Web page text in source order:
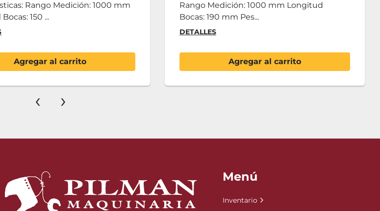
Rango Medición: 1000 mm Longitud
Bocas: 190 mm Pes...
DETALLES
Agregar al carrito
Características: Rango Medición: 500 mm
Longitud Bocas: 100 mm...
DETALLES
Agregar al carrito
‹ ›
Menú
Inventario